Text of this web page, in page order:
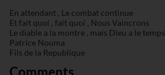
En attendant , Le combat continue
Et fait quoi , fait quoi , Nous Vaincrons
Le diable a la montre , mais Dieu a le temps
Patrice Nouma
Fils de la Republique